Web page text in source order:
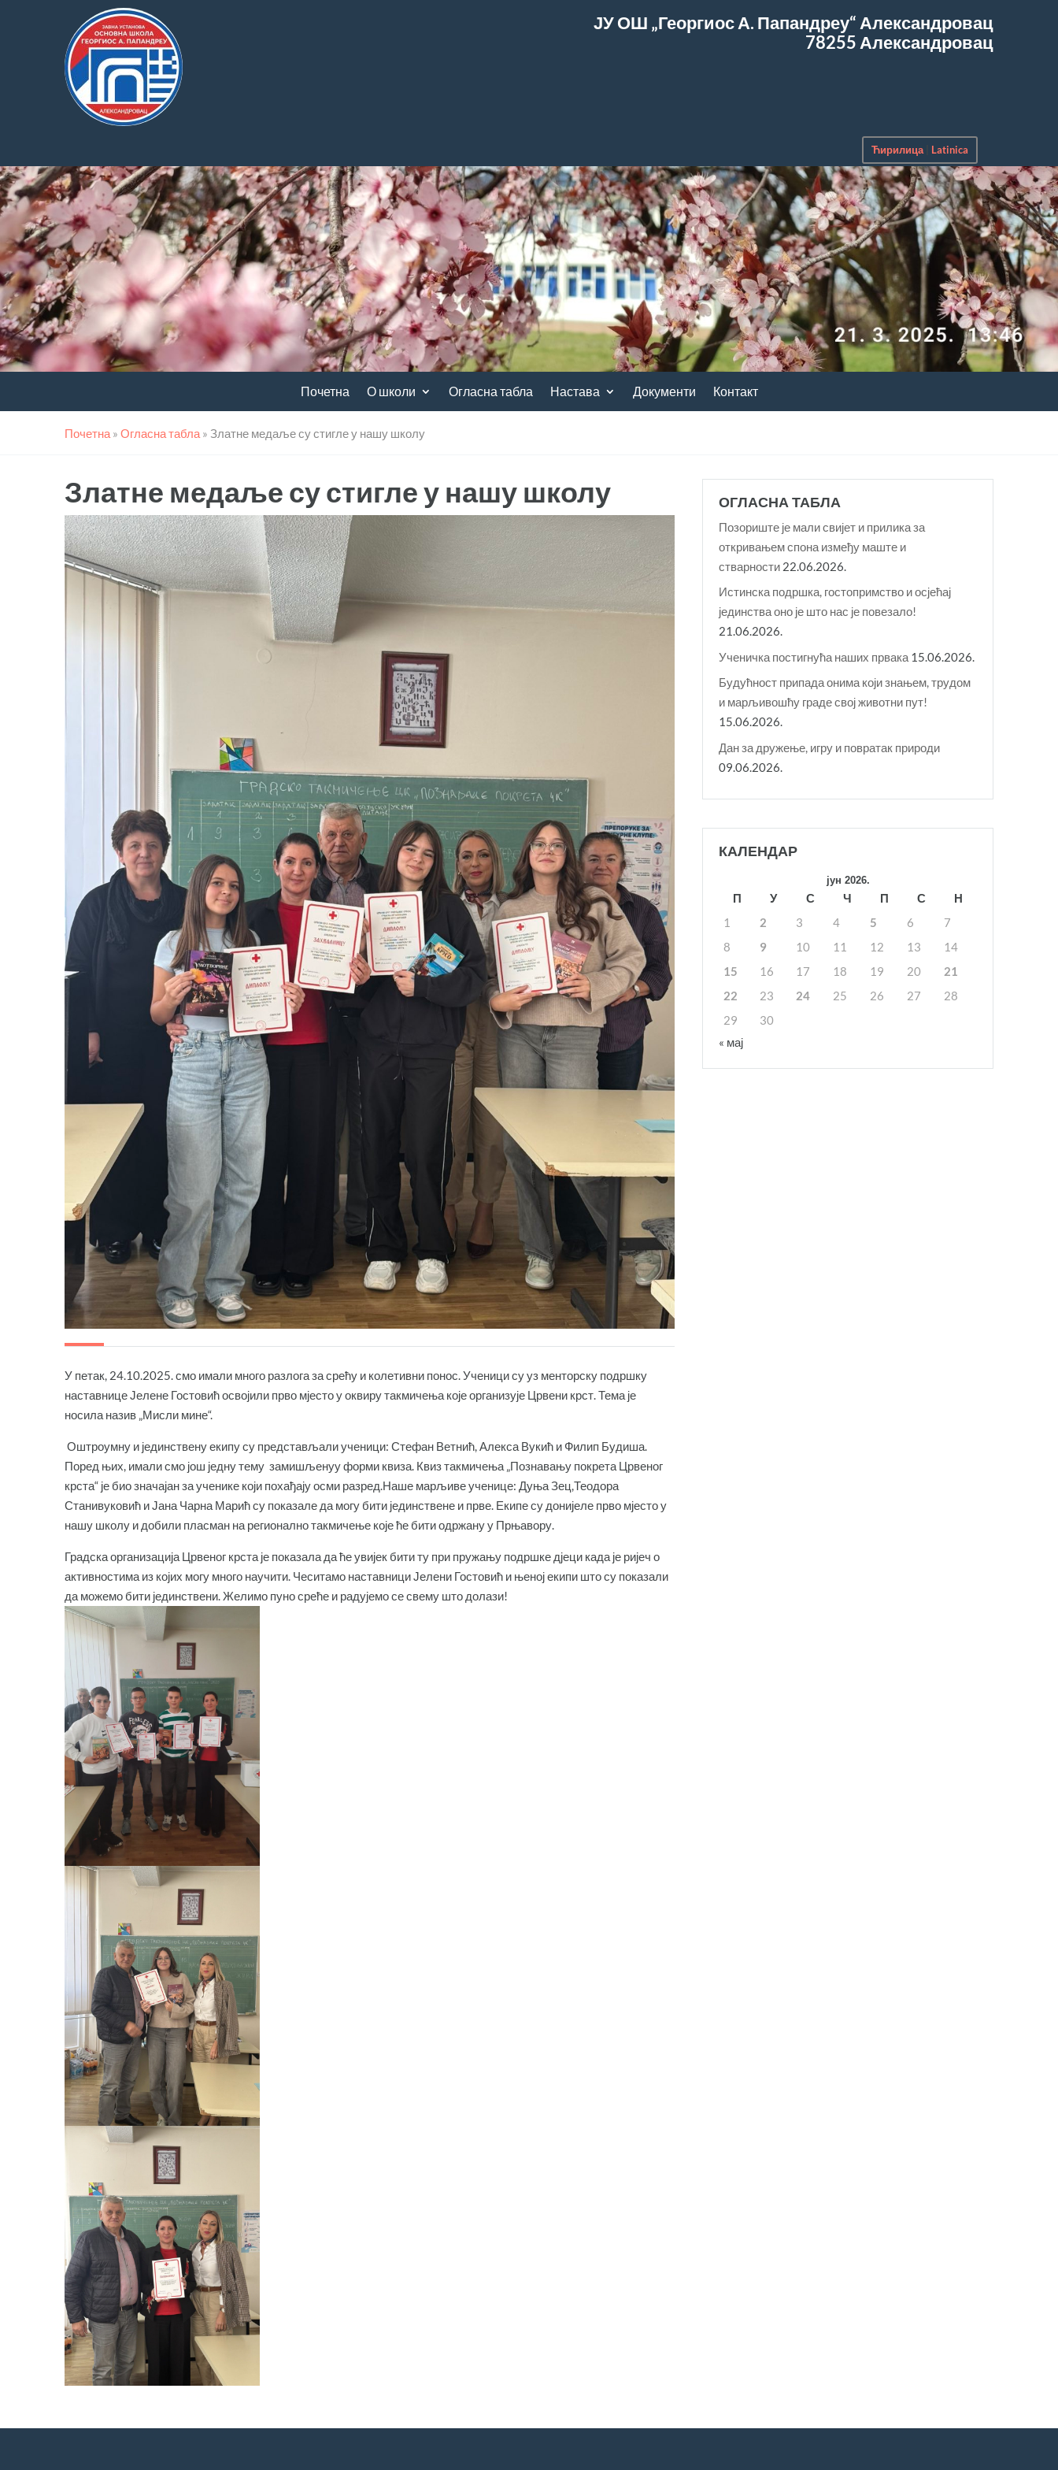
ЈУ ОШ „Георгиос А. Папандреу“ Александровац
78255 Александровац
Ћирилица| Latinica
Почетна О школи Огласна табла Настава Документи Контакт
Почетна » Огласна табла » Златне медаље су стигле у нашу школу
Златне медаље су стигле у нашу школу
У петак, 24.10.2025. смо имали много разлога за срећу и колетивни понос. Ученици су уз менторску подршку
наставнице Јелене Гостовић освојили прво мјесто у оквиру такмичења које организује Црвени крст. Тема је
носила назив „Мисли мине“.
Оштроумну и јединствену екипу су представљали ученици: Стефан Ветнић, Алекса Вукић и Филип Будиша.
Поред њих, имали смо још једну тему замишљенуу форми квиза. Квиз такмичења „Познавању покрета Црвеног
крста“ је био значајан за ученике који похађају осми разред.Наше марљиве ученице: Дуња Зец,Теодора
Станивуковић и Јана Чарна Марић су показале да могу бити јединствене и прве. Екипе су донијеле прво мјесто у
нашу школу и добили пласман на регионално такмичење које ће бити одржану у Прњавору.
Градска организација Црвеног крста је показала да ће увијек бити ту при пружању подршке дјеци када је ријеч о
активностима из којих могу много научити. Чеситамо наставници Јелени Гостовић и њеној екипи што су показали
да можемо бити јединствени. Желимо пуно среће и радујемо се свему што долази!
ОГЛАСНА ТАБЛА
Позориште је мали свијет и прилика за
откривањем спона између маште и
стварности 22.06.2026.
Истинска подршка, гостопримство и осјећај
јединства оно је што нас је повезало!
21.06.2026.
Ученичка постигнућа наших првака 15.06.2026.
Будућност припада онима који знањем, трудом
и марљивошћу граде свој животни пут!
15.06.2026.
Дан за дружење, игру и повратак природи
09.06.2026.
КАЛЕНДАР
јун 2026.
П У С Ч П С
Н
1
2 3 4 5 6
7
8
9 10 11 12 13
14
15
16 17 18 19 20
21
22
23 24 25 26 27
28
29
30
« мај